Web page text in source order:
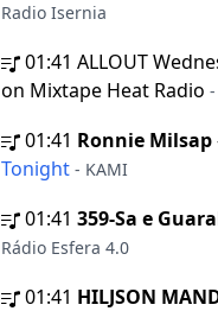
Radio Isernia
01:41 ALLOUT
on Mixtape Heat Radio
01:41 Ronnie Milsap
Tonight - KAMI
01:41 359-Sa e
Rádio Esfera 4.0
01:41 HILJSON